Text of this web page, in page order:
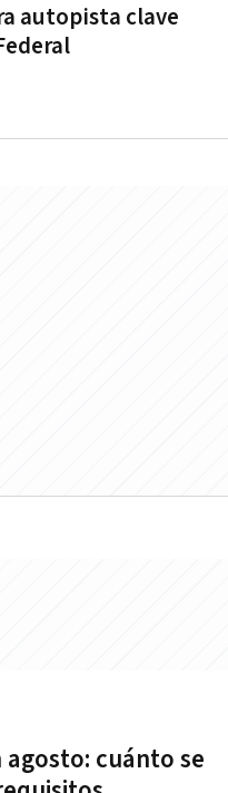
autopista clave
cuánto se